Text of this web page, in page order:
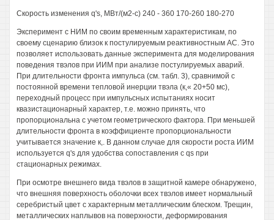
Скорость изменения q's, МВт/(м2-с) 240 - 360 170-260 180-270
Эксперимент с НИМ по своим временным характеристикам, по
своему сценарию близок к постулируемым реактивностным АС. Это
позволяет использовать данные эксперимента для моделирования
поведения твэлов при ИИМ при анализе постулируемых аварий.
При длительности фронта импульса (см. табл. 3), сравнимой с
постоянной времени тепловой инерции твэла (к,« 20+50 мс),
переходный процесс при импульсных испытаниях носит
квазистационарный характер, т.е. можно принять, что
пропорциональна с учетом геометрического фактора. При меньшей
длительности фронта в коэффициенте пропорциональности
учитывается значение к,. В данном случае для скорости роста ИИМ
используется q's для удобства сопоставления с qs при
стационарных режимах.
При осмотре внешнего вида твэлов в защитной камере обнаружено,
что внешняя поверхность оболочки всех твэлов имеет нормальный
серебристый цвет с характерным металлическим блеском. Трещин,
металлических наплывов на поверхности, деформирования